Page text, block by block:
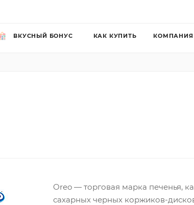
ВКУСНЫЙ БОНУС КАК КУПИТЬ КОМПАНИЯ
Oreo — торговая марка печенья,
сахарных черных коржиков-